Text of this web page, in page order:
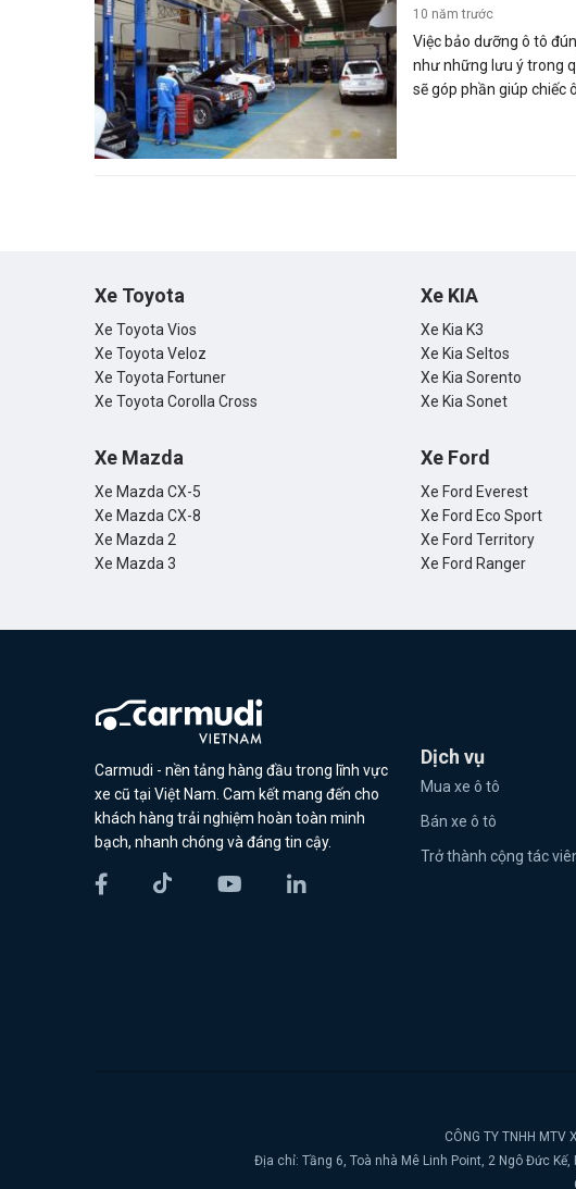
10 năm trước
Việc bảo dưỡng ô tô
như những lưu ý trong
sẽ góp phần giúp chiếc
Xe Toyota
Xe Toyota Vios
Xe Toyota Veloz
Xe Toyota Fortuner
Xe Toyota Corolla Cross
Xe KIA
Xe Kia K3
Xe Kia Seltos
Xe Kia Sorento
Xe Kia Sonet
Xe Mazda
Xe Mazda CX-5
Xe Mazda CX-8
Xe Mazda 2
Xe Mazda 3
Xe Ford
Xe Ford Everest
Xe Ford Eco Sport
Xe Ford Territory
Xe Ford Ranger
Carmudi - nền tảng hàng đầu trong lĩnh vực
xe cũ tại Việt Nam. Cam kết mang đến cho
khách hàng trải nghiệm hoàn toàn minh
bạch, nhanh chóng và đáng tin cậy.
Dịch vụ
Mua xe ô tô
Bán xe ô tô
Trở thành cộng tác
CÔNG TY TNHH
Địa chỉ: Tầng 6, Toà nhà Mê Linh Point, 2 Ngô Đức